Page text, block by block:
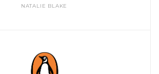
NATALIE BLAKE